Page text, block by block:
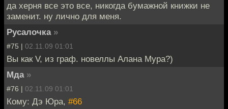
да херня все это все, никогда бумажной книжки не
заменит. ну лично для меня.
Русалочка »
#75 | 02.11.09 01:01
Вы как V, из граф. новеллы Алана Мура?)
Мда »
#76 | 02.11.09 01:01
Кому: Дэ Юра, #66